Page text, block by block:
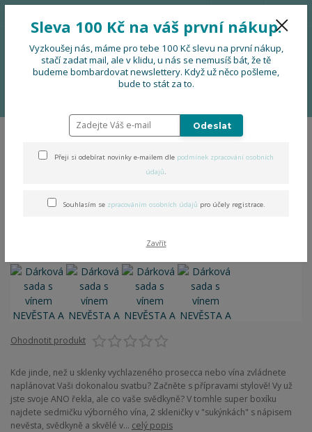
Menu
0 Kč
Dárková sada s vínem
NEVĚSTA A SVĚDKYNĚ
Ohodnotit produkt
Kde jinde, než u sklenky vychlazeného prosecca nebo vína zvládnete
naplánovat Vaši dokonalou svatbu? Začněte s přípravami stylově! Vy už
jste svoje ANO řekla, ale co vaše svědkyně? V tomhle super boxíku
najdete sedmičku výborného vína, 2 skleničky v "sukýnkách" s nápisem
nevěsta, svědkyně a skvělé v... celý popis
Sleva 100 Kč na váš první nákup.
Vyzkoušej nás, máme pro tebe 100 Kč slevu na první nákup,
stačí zadat mail, ale v klidu, u nás se nemusíš bát, že tě
budeme bombardovat newslettery. Když už něco pošleme,
bude to stát za to.
Odeslat
Přeji si odebírat novinky e-mailem dle podmínek zpracování osobních
údajů.
Souhlasím se zpracováním osobních údajů pro účely registrace.
Zavřít